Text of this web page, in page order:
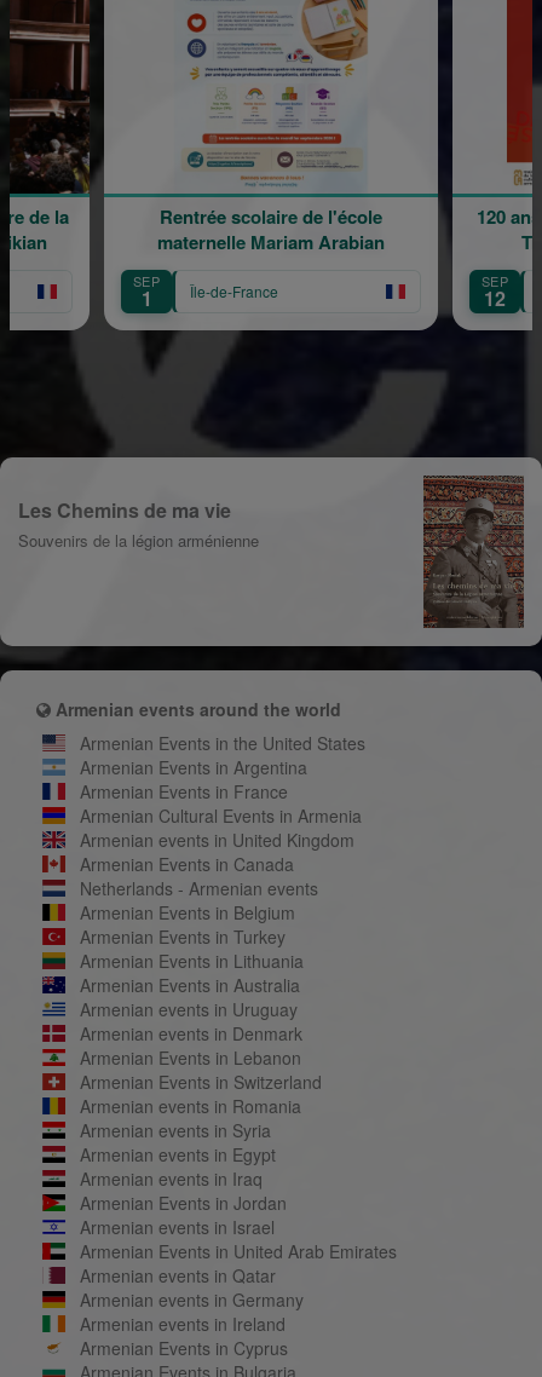
scolaire de l'école
Mariam Arabian
Île-de-France
120 ans en mouvement :
Transmission,
Île-de-France
Les Chemins de ma vie
Souvenirs de la légion arménienne
Armenian events around the world
Armenian Events in the United States
Armenian Events in Argentina
Armenian Events in France
Armenian Cultural Events in Armenia
Armenian events in United Kingdom
Armenian Events in Canada
Netherlands - Armenian events
Armenian Events in Belgium
Armenian Events in Turkey
Armenian Events in Lithuania
Armenian Events in Australia
Armenian events in Uruguay
Armenian events in Denmark
Armenian Events in Lebanon
Armenian Events in Switzerland
Armenian events in Romania
Armenian events in Syria
Armenian events in Egypt
Armenian events in Iraq
Armenian Events in Jordan
Armenian events in Israel
Armenian Events in United Arab Emirates
Armenian events in Qatar
Armenian events in Germany
Armenian events in Ireland
Armenian Events in Cyprus
Armenian Events in Bulgaria